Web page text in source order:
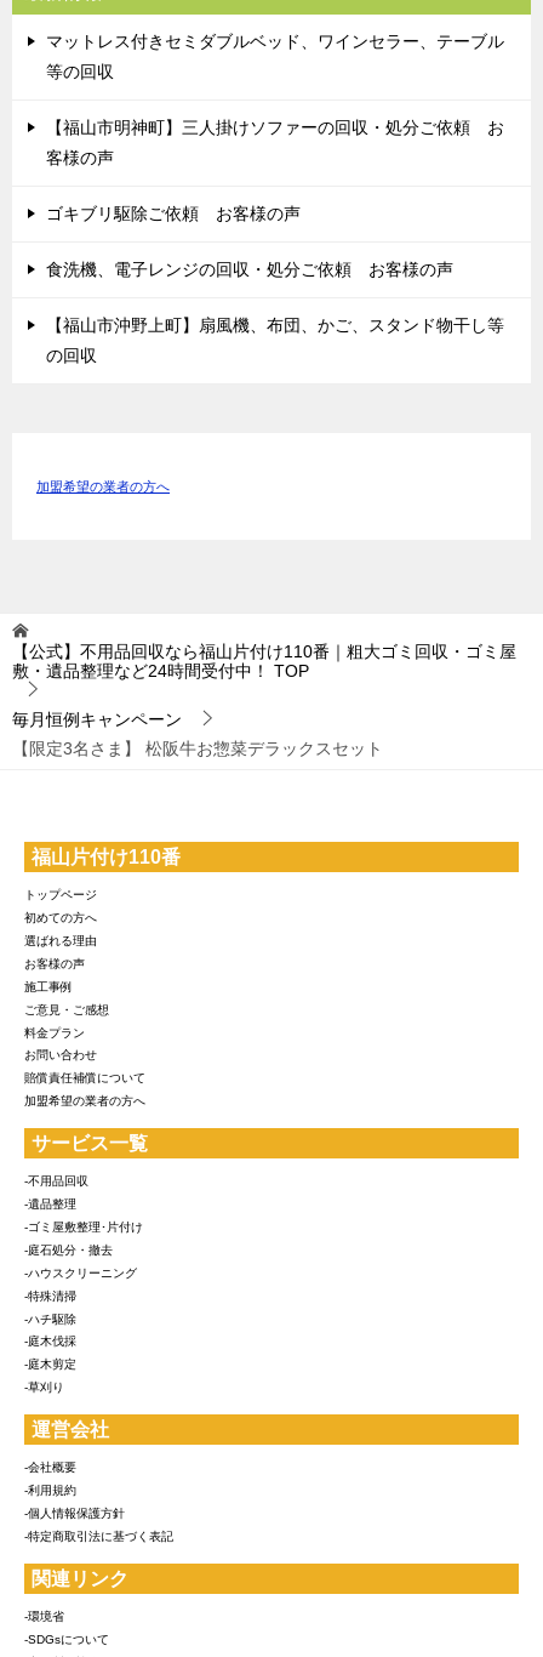
マットレス付きセミダブルベッド、ワインセラー、テーブル
等の回収
【福山市明神町】三人掛けソファーの回収・処分ご依頼 お
客様の声
ゴキブリ駆除ご依頼 お客様の声
食洗機、電子レンジの回収・処分ご依頼 お客様の声
【福山市沖野上町】扇風機、布団、かご、スタンド物干し等
の回収
加盟希望の業者の方へ
【公式】不用品回収なら福山片付け110番｜粗大ゴミ回収・ゴミ屋
敷・遺品整理など24時間受付中！
TOP
毎月恒例キャンペーン
【限定3名さま】 松阪牛お惣菜デラックスセット
福山片付け110番
トップページ
初めての方へ
選ばれる理由
お客様の声
施工事例
ご意見・ご感想
料金プラン
お問い合わせ
賠償責任補償について
加盟希望の業者の方へ
サービス一覧
-不用品回収
-遺品整理
-ゴミ屋敷整理･片付け
-庭石処分・撤去
-ハウスクリーニング
-特殊清掃
-ハチ駆除
-庭木伐採
-庭木剪定
-草刈り
運営会社
-会社概要
-利用規約
-個人情報保護方針
-特定商取引法に基づく表記
関連リンク
-環境省
-SDGsについて